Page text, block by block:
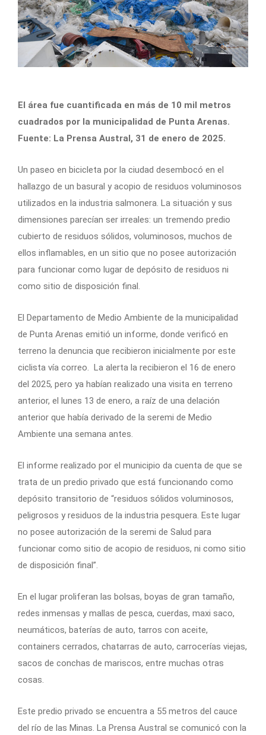
El área fue cuantificada en más de 10 mil metros
cuadrados por la municipalidad de Punta Arenas.
Fuente: La Prensa Austral, 31 de enero de 2025.
Un paseo en bicicleta por la ciudad desembocó en el
hallazgo de un basural y acopio de residuos voluminosos
utilizados en la industria salmonera. La situación y sus
dimensiones parecían ser irreales: un tremendo predio
cubierto de residuos sólidos, voluminosos, muchos de
ellos inflamables, en un sitio que no posee autorización
para funcionar como lugar de depósito de residuos ni
como sitio de disposición final.
El Departamento de Medio Ambiente de la municipalidad
de Punta Arenas emitió un informe, donde verificó en
terreno la denuncia que recibieron inicialmente por este
ciclista vía correo.
La alerta la recibieron el 16 de enero
del 2025, pero ya habían realizado una visita en terreno
anterior, el lunes 13 de enero, a raíz de una delación
anterior que había derivado de la seremi de Medio
Ambiente una semana antes.
El informe realizado por el municipio da cuenta de que se
trata de un predio privado que está funcionando como
depósito transitorio de “residuos sólidos voluminosos,
peligrosos y residuos de la industria pesquera. Este lugar
no posee autorización de la seremi de Salud para
funcionar como sitio de acopio de residuos, ni como sitio
de disposición final”.
En el lugar proliferan las bolsas, boyas de gran tamaño,
redes inmensas y mallas de pesca, cuerdas, maxi saco,
neumáticos, baterías de auto, tarros con aceite,
containers cerrados, chatarras de auto, carrocerías viejas,
sacos de conchas de mariscos, entre muchas otras
cosas.
Este predio privado se encuentra a 55 metros del cauce
del río de las Minas. La Prensa Austral se comunicó con la